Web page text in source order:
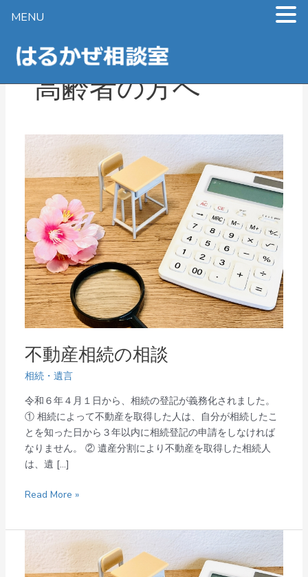
ス
高齢者の方へ
不動産相続の相談
相続・遺言
令和６年４月１日から、相続の登記が義務化されました。
① 相続によって不動産を取得した人は、自分が相続したこ
とを知った日から３年以内に相続登記の申請をしなければ
なりません。 ② 遺産分割により不動産を取得した相続人
は、遺 […]
産
相
続
の
相
談
Read More »
税
MENU